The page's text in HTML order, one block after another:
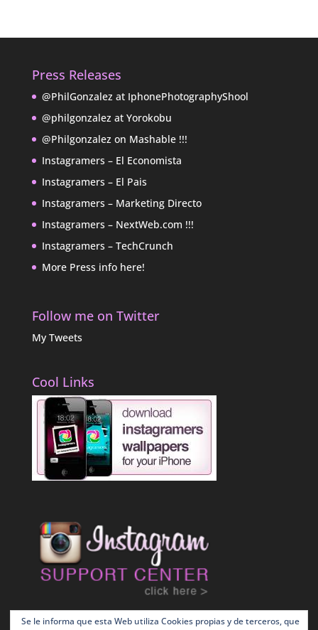
Press Releases
@PhilGonzalez at IphonePhotographyShool
@philgonzalez at Yorokobu
@Philgonzalez on Mashable !!!
Instagramers – El Economista
Instagramers – El Pais
Instagramers – Marketing Directo
Instagramers – NextWeb.com !!!
Instagramers – TechCrunch
More Press info here!
Follow me on Twitter
My Tweets
Cool Links
Se le informa que esta Web utiliza Cookies propias y de terceros, que